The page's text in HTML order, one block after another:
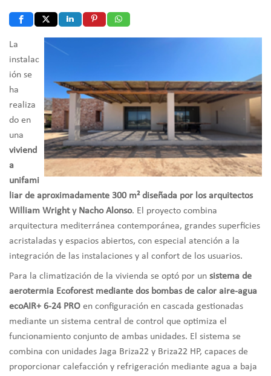
La
instalac
ión se
ha
realiza
do en
una
viviend
a
unifami
liar de aproximadamente 300 m² diseñada por los arquitectos
William Wright y Nacho Alonso. El proyecto combina
arquitectura mediterránea contemporánea, grandes superficies
acristaladas y espacios abiertos, con especial atención a la
integración de las instalaciones y al confort de los usuarios.
Para la climatización de la vivienda se optó por un sistema de
aerotermia Ecoforest mediante dos bombas de calor aire-agua
ecoAIR+ 6-24 PRO en configuración en cascada gestionadas
mediante un sistema central de control que optimiza el
funcionamiento conjunto de ambas unidades. El sistema se
combina con unidades Jaga Briza22 y Briza22 HP, capaces de
proporcionar calefacción y refrigeración mediante agua a baja